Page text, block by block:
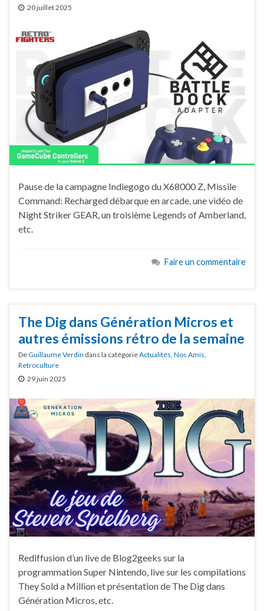
20 juillet 2025
Pause de la campagne Indiegogo du X68000 Z, Missile
Command: Recharged débarque en arcade, une vidéo de
Night Striker GEAR, un troisième Legends of Amberland,
etc.
Faire un commentaire
The Dig dans Génération Micros et
autres émissions rétro de la semaine
DeGuillaume Verdin dans la catégorieActualités Nos Amis
Retroculture
29 juin 2025
Rediffusion d’un live de Blog2geeks sur la
programmation Super Nintendo, live sur les compilations
They Sold a Million et présentation de The Dig dans
Génération Micros, etc.